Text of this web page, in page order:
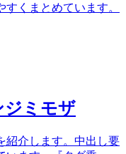
くまとめています。
ジミモザ
紹介します。中出し要